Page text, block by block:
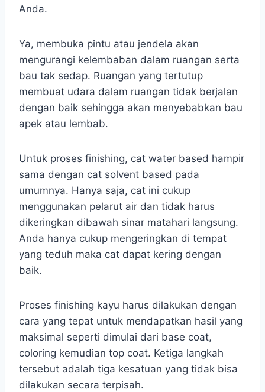
Anda.
Ya, membuka pintu atau jendela akan
mengurangi kelembaban dalam ruangan serta
bau tak sedap. Ruangan yang tertutup
membuat udara dalam ruangan tidak berjalan
dengan baik sehingga akan menyebabkan bau
apek atau lembab.
Untuk proses finishing, cat water based hampir
sama dengan cat solvent based pada
umumnya. Hanya saja, cat ini cukup
menggunakan pelarut air dan tidak harus
dikeringkan dibawah sinar matahari langsung.
Anda hanya cukup mengeringkan di tempat
yang teduh maka cat dapat kering dengan
baik.
Proses finishing kayu harus dilakukan dengan
cara yang tepat untuk mendapatkan hasil yang
maksimal seperti dimulai dari base coat,
coloring kemudian top coat. Ketiga langkah
tersebut adalah tiga kesatuan yang tidak bisa
dilakukan secara terpisah.